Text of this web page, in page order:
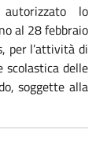
lo
al 28 febbraio
per l’attività di
scolastica delle
soggette alla